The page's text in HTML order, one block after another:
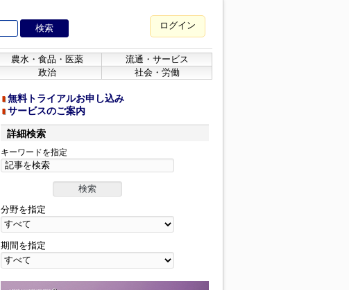
ログイン
農水・食品・医薬
流通・サービス
政治 社会・労働
無料トライアルお申し込み
サービスのご案内
詳細検索
キーワードを指定
分野を指定
期間を指定